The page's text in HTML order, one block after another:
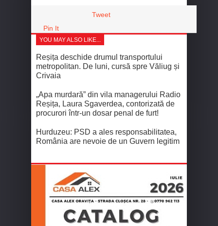
Tweet
Pin It
YOU MAY ALSO LIKE...
Reșița deschide drumul transportului
metropolitan. De luni, cursă spre Văliug și
Crivaia
„Apa murdară” din vila managerului Radio
Reșița, Laura Sgaverdea, contorizată de
procurori într-un dosar penal de furt!
Hurduzeu: PSD a ales responsabilitatea,
România are nevoie de un Guvern legitim